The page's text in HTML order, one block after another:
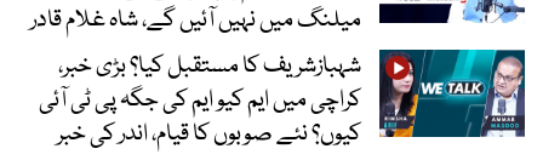
میلنگ میں نہیں آئیں گے، شاہ غلام قادر
شہبازشریف کا مستقبل کیا؟ بڑی خبر،
کراچی میں ایم کیو ایم کی جگہ پی ٹی آئی
کیوں؟ نئے صوبوں کا قیام، اندر کی خبر